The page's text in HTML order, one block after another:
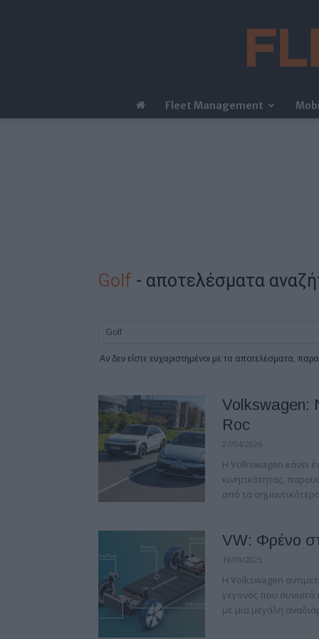
Fleet Management
Golf - αποτελέσματα
Αν δεν είστε ευχαριστημένοι με τα αποτελέσματα,
Volkswagen:
Roc
27/04/2026
Η Volkswagen κάνει
κινητικότητας,
από τα
VW: Φρένο
19/09/2025
Η Volkswagen
γεγονός που συνιστά
με μια μεγάλη